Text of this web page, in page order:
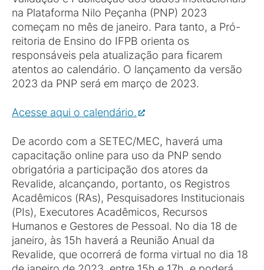
na Plataforma Nilo Peçanha (PNP) 2023
começam no mês de janeiro. Para tanto, a Pró-
reitoria de Ensino do IFPB orienta os
responsáveis pela atualização para ficarem
atentos ao calendário. O lançamento da versão
2023 da PNP será em março de 2023.
Acesse aqui o calendário.
De acordo com a SETEC/MEC, haverá uma
capacitação online para uso da PNP sendo
obrigatória a participação dos atores da
Revalide, alcançando, portanto, os Registros
Acadêmicos (RAs), Pesquisadores Institucionais
(PIs), Executores Acadêmicos, Recursos
Humanos e Gestores de Pessoal. No dia 18 de
janeiro, às 15h haverá a Reunião Anual da
Revalide, que ocorrerá de forma virtual no dia 18